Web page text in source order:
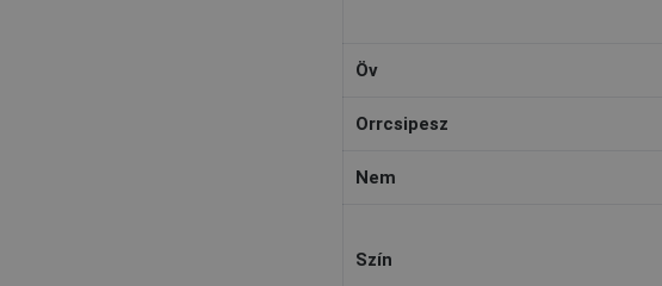
Öv
Orrcsipesz
Nem
Szín